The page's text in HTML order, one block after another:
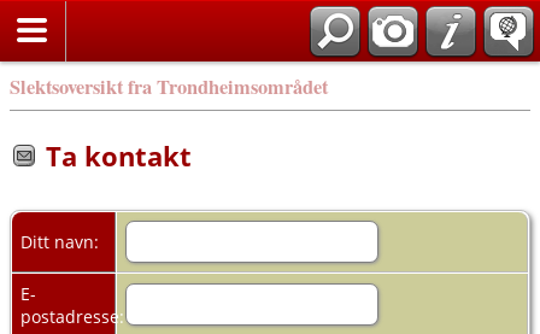
Slektsoversikt fra Trondheimsområdet
Ta kontakt
Ditt navn:
E-
postadresse: